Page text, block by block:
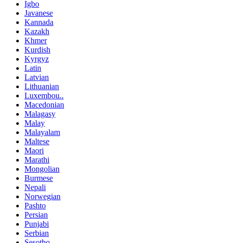
Igbo
Javanese
Kannada
Kazakh
Khmer
Kurdish
Kyrgyz
Latin
Latvian
Lithuanian
Luxembou..
Macedonian
Malagasy
Malay
Malayalam
Maltese
Maori
Marathi
Mongolian
Burmese
Nepali
Norwegian
Pashto
Persian
Punjabi
Serbian